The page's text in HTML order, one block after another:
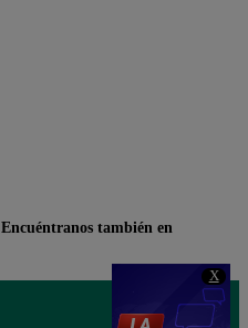
X
Encuéntranos también en